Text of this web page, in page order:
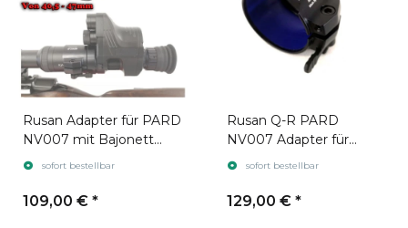
Rusan Adapter für PARD
NV007 mit Bajonett
Aufnahme
sofort bestellbar
109,00 € *
Rusan Q-R PARD
NV007 Adapter für
Zielfernrohr Leica
sofort bestellbar
129,00 € *